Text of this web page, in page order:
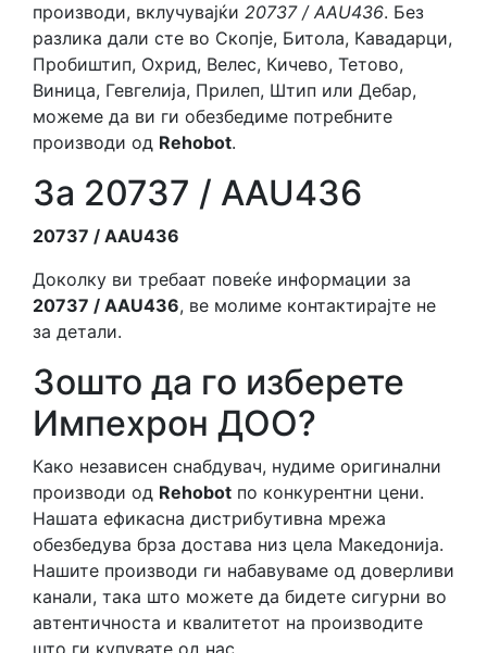
производи, вклучувајќи 20737 / AAU436. Без
разлика дали сте во Скопје, Битола, Кавадарци,
Пробиштип, Охрид, Велес, Кичево, Тетово,
Виница, Гевгелија, Прилеп, Штип или Дебар,
можеме да ви ги обезбедиме потребните
производи од Rehobot.
За 20737 / AAU436
20737 / AAU436
Доколку ви требаат повеќе информации за
20737 / AAU436, ве молиме контактирајте не
за детали.
Зошто да го изберете
Импехрон ДОО?
Како независен снабдувач, нудиме оригинални
производи од Rehobot по конкурентни цени.
Нашата ефикасна дистрибутивна мрежа
обезбедува брза достава низ цела Македонија.
Нашите производи ги набавуваме од доверливи
канали, така што можете да бидете сигурни во
автентичноста и квалитетот на производите
што ги купувате од нас.